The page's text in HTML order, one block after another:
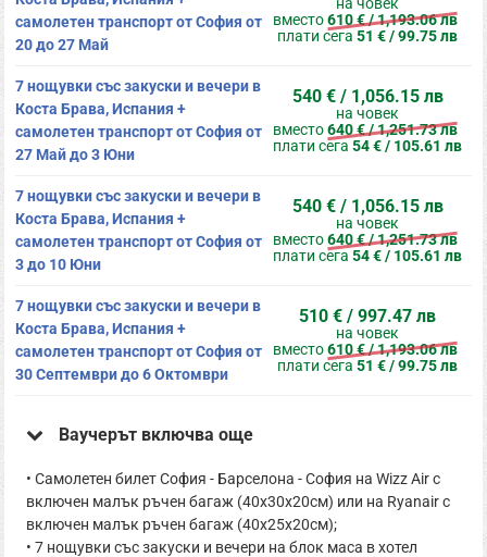
самолетен транспорт от София от
20 до 27 Май
вместо 610 € / 1,193.06 лв
плати сега51 € / 99.75 лв
7 нощувки със закуски и вечери в
Коста Брава, Испания +
самолетен транспорт от София от
27 Май до 3 Юни
540 € / 1,056.15 лв
на човек
вместо 640 € / 1,251.73 лв
плати сега54 € / 105.61 лв
7 нощувки със закуски и вечери в
Коста Брава, Испания +
самолетен транспорт от София от
3 до 10 Юни
540 € / 1,056.15 лв
на човек
вместо 640 € / 1,251.73 лв
плати сега54 € / 105.61 лв
7 нощувки със закуски и вечери в
Коста Брава, Испания +
самолетен транспорт от София от
30 Септември до 6 Октомври
510 € / 997.47 лв
на човек
вместо 610 € / 1,193.06 лв
плати сега51 € / 99.75 лв
Ваучерът включва още
• Самолетен билет София - Барселона - София на Wizz Air с
включен малък ръчен багаж (40x30x20см) или на Ryanair с
включен малък ръчен багаж (40x25x20см);
• 7 нощувки със закуски и вечери на блок маса в хотел